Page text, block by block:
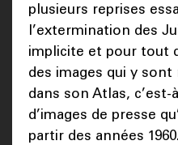
plusieurs reprises
l’extermination des
implicite et pour tout
des images qui y
dans son Atlas,
d’images de presse
partir des années